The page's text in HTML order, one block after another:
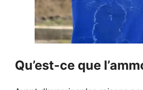
Qu’est-ce que